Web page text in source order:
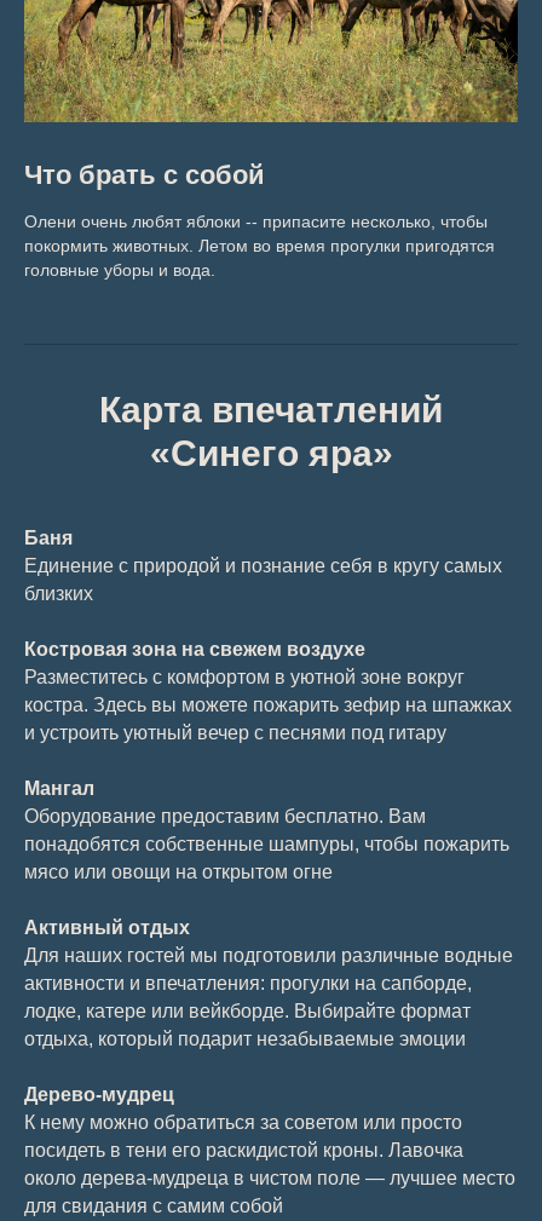
Что брать с собой
Олени очень любят яблоки -- припасите несколько, чтобы
покормить животных. Летом во время прогулки пригодятся
головные уборы и вода.
Карта впечатлений
«Синего яра»
Баня
Единение с природой и познание себя в кругу самых
близких
Костровая зона на свежем воздухе
Разместитесь с комфортом в уютной зоне вокруг
костра. Здесь вы можете пожарить зефир на шпажках
и устроить уютный вечер с песнями под гитару
Мангал
Оборудование предоставим бесплатно. Вам
понадобятся собственные шампуры, чтобы пожарить
мясо или овощи на открытом огне
Активный отдых
Для наших гостей мы подготовили различные водные
активности и впечатления: прогулки на сапборде,
лодке, катере или вейкборде. Выбирайте формат
отдыха, который подарит незабываемые эмоции
Дерево-мудрец
К нему можно обратиться за советом или просто
посидеть в тени его раскидистой кроны. Лавочка
около дерева-мудреца в чистом поле — лучшее место
для свидания с самим собой